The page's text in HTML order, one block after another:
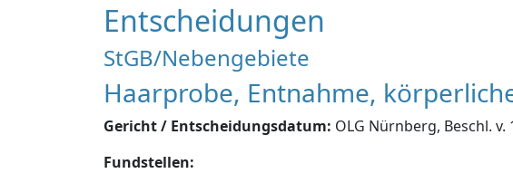
Entscheidungen
StGB/Nebengebiete
Haarprobe, Entnahme,
Gericht / Entscheidungsdatum: OLG Nürnberg, Beschl. v.
Fundstellen: